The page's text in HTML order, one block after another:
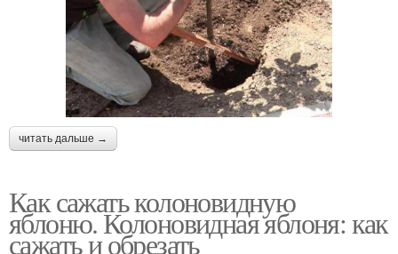
читать дальше →
Как сажать колоновидную
яблоню. Колоновидная яблоня: как
сажать и обрезать